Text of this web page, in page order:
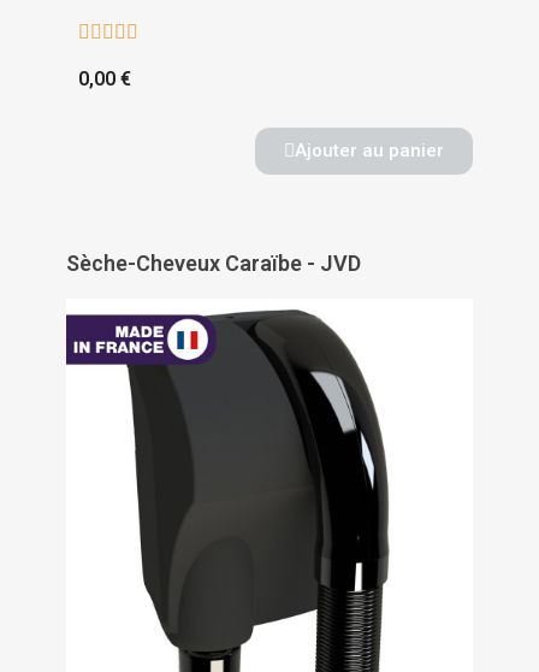
    
0,00 €
Ajouter au panier
Sèche-Cheveux Caraïbe - JVD